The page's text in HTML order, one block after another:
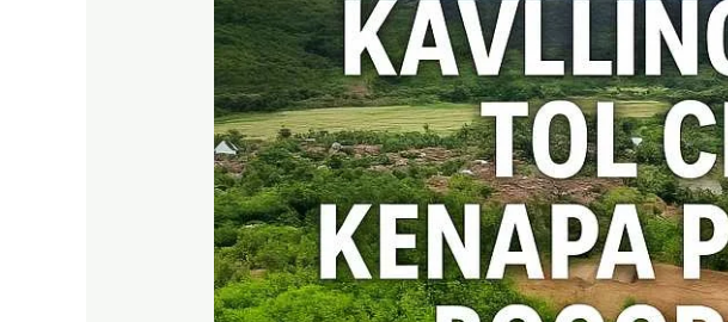
Tol
Citeureup:
Kenapa
Prime
East
Bogor
Jadi
Investasi
Paling
Dicari